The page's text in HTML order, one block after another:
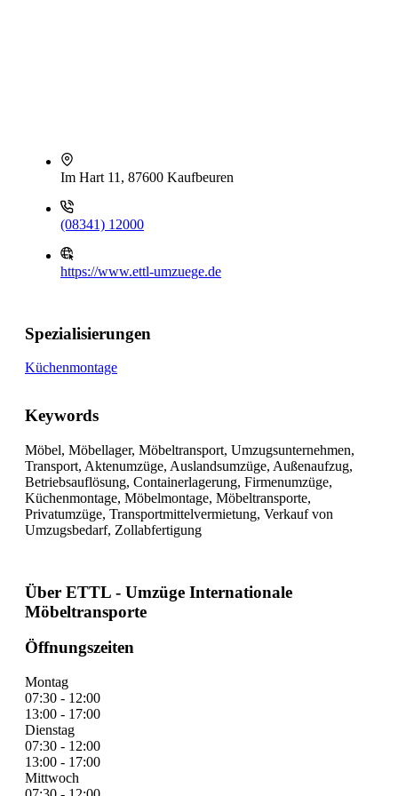
Im Hart 11, 87600 Kaufbeuren
(08341) 12000
https://www.ettl-umzuege.de
Spezialisierungen
Küchenmontage
Keywords
Möbel, Möbellager, Möbeltransport, Umzugsunternehmen,
Transport, Aktenumzüge, Auslandsumzüge, Außenaufzug,
Betriebsauflösung, Containerlagerung, Firmenumzüge,
Küchenmontage, Möbelmontage, Möbeltransporte,
Privatumzüge, Transportmittelvermietung, Verkauf von
Umzugsbedarf, Zollabfertigung
Über ETTL - Umzüge Internationale
Möbeltransporte
Öffnungszeiten
Montag
07:30 - 12:00
13:00 - 17:00
Dienstag
07:30 - 12:00
13:00 - 17:00
Mittwoch